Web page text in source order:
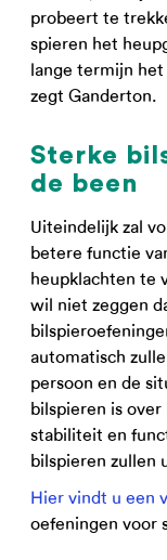
probeert te
spieren het
lange termijn het
zegt Ganderton.
Sterke
de been
Uiteindelijk zal
betere functie
heupklachten te
wil niet zeggen
automatisch
persoon en de
bilspieren is
stabiliteit en
bilspieren zullen
Hier vindt u een
oefeningen voor